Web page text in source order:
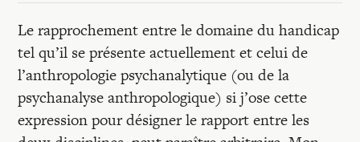
Le rapprochement entre le domaine du handicap
tel qu’il se présente actuellement et celui de
l’anthropologie psychanalytique (ou de la
psychanalyse anthropologique) si j’ose cette
expression pour désigner le rapport entre les